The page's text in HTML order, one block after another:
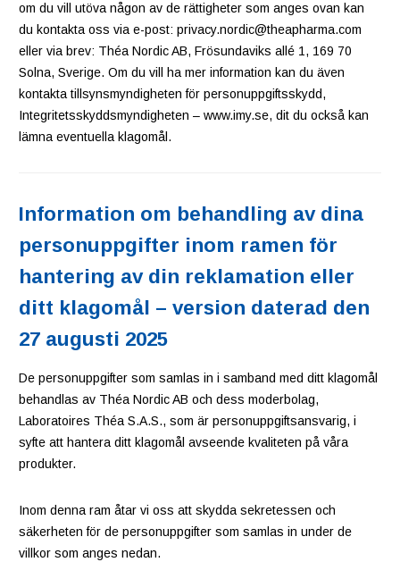
om du vill utöva någon av de rättigheter som anges ovan kan
du kontakta oss via e-post: privacy.nordic@theapharma.com
eller via brev: Théa Nordic AB, Frösundaviks allé 1, 169 70
Solna, Sverige. Om du vill ha mer information kan du även
kontakta tillsynsmyndigheten för personuppgiftsskydd,
Integritetsskyddsmyndigheten – www.imy.se, dit du också kan
lämna eventuella klagomål.
Information om behandling av dina
personuppgifter inom ramen för
hantering av din reklamation eller
ditt klagomål – version daterad den
27 augusti 2025
De personuppgifter som samlas in i samband med ditt klagomål
behandlas av Théa Nordic AB och dess moderbolag,
Laboratoires Théa S.A.S., som är personuppgiftsansvarig, i
syfte att hantera ditt klagomål avseende kvaliteten på våra
produkter.
Inom denna ram åtar vi oss att skydda sekretessen och
säkerheten för de personuppgifter som samlas in under de
villkor som anges nedan.